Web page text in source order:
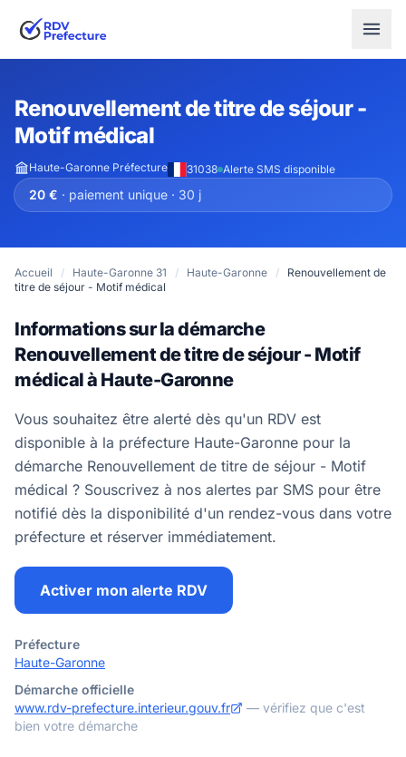
Renouvellement de titre de séjour -
Motif médical
Haute-Garonne Préfecture 31038 Alerte SMS disponible
20 € · paiement unique · 30 j
Accueil / Haute-Garonne 31 / Haute-Garonne /
Renouvellement de
titre de séjour - Motif médical
Informations sur la démarche
Renouvellement de titre de séjour - Motif
médical à Haute-Garonne
Vous souhaitez être alerté dès qu'un RDV est
disponible à la préfecture Haute-Garonne pour la
démarche Renouvellement de titre de séjour - Motif
médical ? Souscrivez à nos alertes par SMS pour être
notifié dès la disponibilité d'un rendez-vous dans votre
préfecture et réserver immédiatement.
Activer mon alerte RDV
Préfecture
Haute-Garonne
Démarche officielle
www.rdv-prefecture.interieur.gouv.fr
— vérifiez que c'est
bien votre démarche